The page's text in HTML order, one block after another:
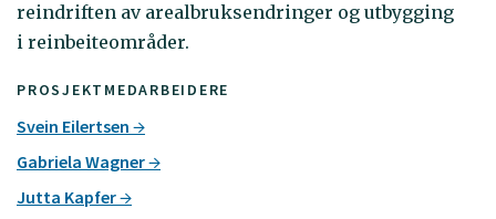
PROSJEKTMEDARBEIDERE
Svein Eilertsen
Gabriela Wagner
Jutta Kapfer
reindriften av arealbruksendringer og utbygging
i reinbeiteområder.